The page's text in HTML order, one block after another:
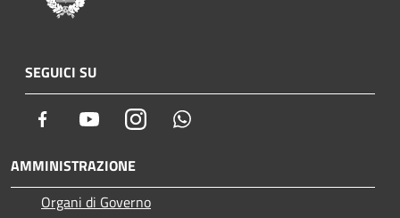
SEGUICI SU
Facebook YoutubeInstagram
AMMINISTRAZIONE
Organi di Governo